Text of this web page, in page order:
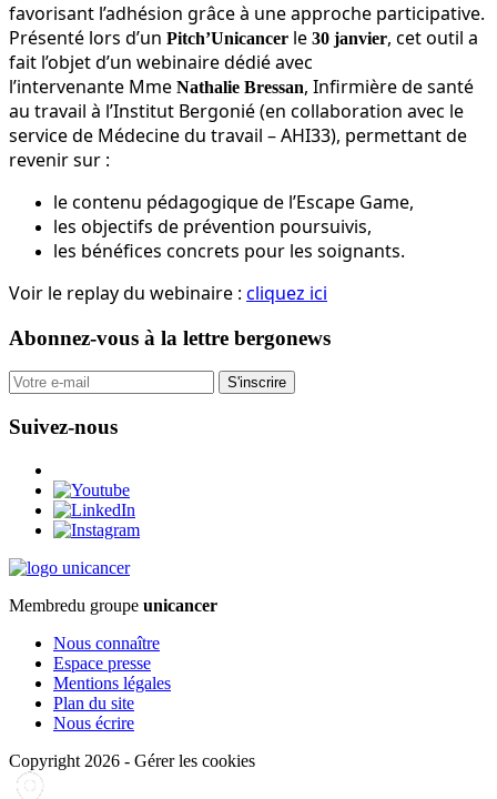
favorisant l’adhésion grâce à une approche participative.
Présenté lors d’un Pitch’Unicancer le 30 janvier, cet outil a
fait l’objet d’un webinaire dédié avec
l’intervenante Mme Nathalie Bressan, Infirmière de santé
au travail à l’Institut Bergonié (en collaboration avec le
service de Médecine du travail – AHI33), permettant de
revenir sur :
le contenu pédagogique de l’Escape Game,
les objectifs de prévention poursuivis,
les bénéfices concrets pour les soignants.
Voir le replay du webinaire : cliquez ici
Abonnez-vous à la lettre bergonews
S'inscrire
Suivez-nous
Membredu groupe unicancer
Nous connaître
Espace presse
Mentions légales
Plan du site
Nous écrire
Copyright 2026 - Gérer les cookies